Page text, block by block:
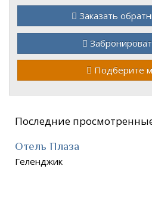
Заказать
Подберите
Последние
Отель Плаза
Геленджик